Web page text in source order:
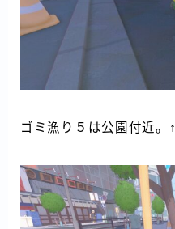
ゴミ漁り５は公園付近。↑